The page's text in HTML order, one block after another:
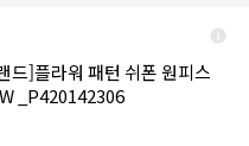
드]플라워 패턴 쉬폰 원피스
_P420142306